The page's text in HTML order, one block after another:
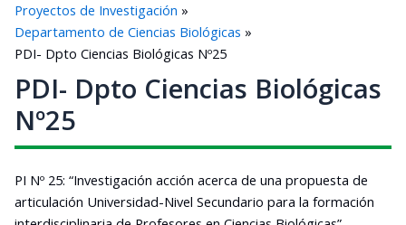
Proyectos de Investigación
Departamento de Ciencias Biológicas
PDI- Dpto Ciencias Biológicas Nº25
PDI- Dpto Ciencias Biológicas
Nº25
PI Nº 25: “Investigación acción acerca de una propuesta de
articulación Universidad-Nivel Secundario para la formación